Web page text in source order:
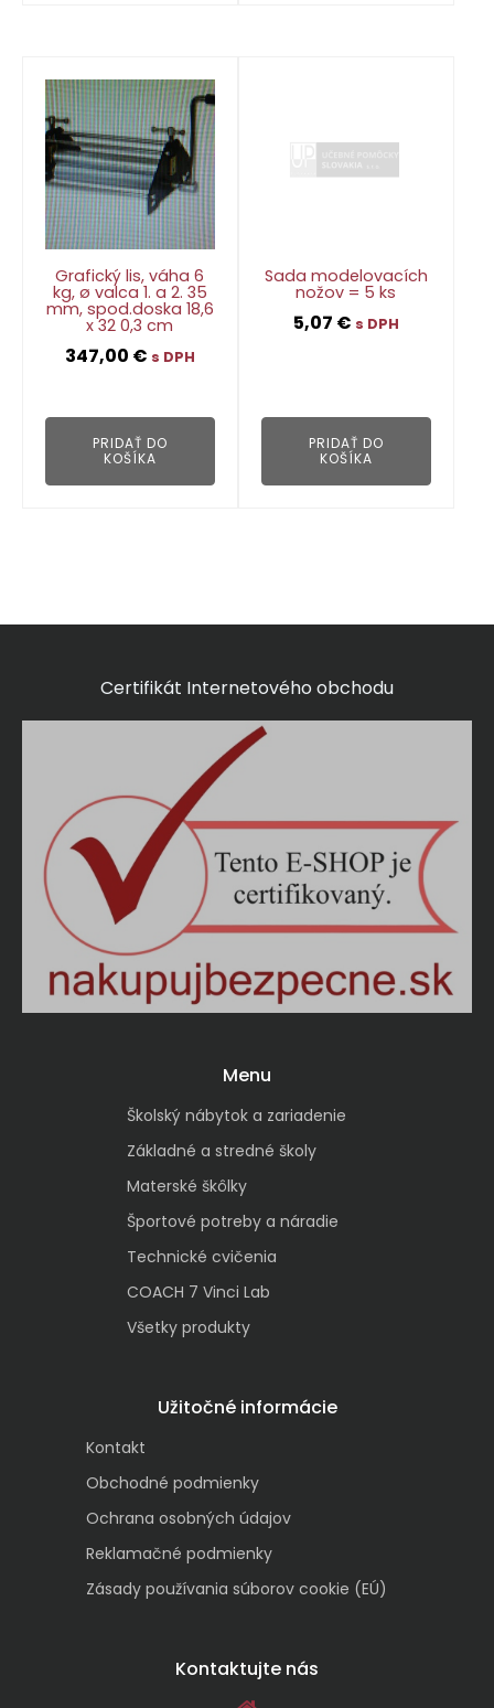
Grafický lis, váha 6
kg, ø valca 1. a 2. 35
mm, spod.doska 18,6
x 32 0,3 cm
347,00 € s DPH
PRIDAŤ DO
KOŠÍKA
Sada modelovacích
nožov = 5 ks
5,07 € s DPH
PRIDAŤ DO
KOŠÍKA
Certifikát Internetového obchodu
Menu
Školský nábytok a zariadenie
Základné a stredné školy
Materské škôlky
Športové potreby a náradie
Technické cvičenia
COACH 7 Vinci Lab
Všetky produkty
Užitočné informácie
Kontakt
Obchodné podmienky
Ochrana osobných údajov
Reklamačné podmienky
Zásady používania súborov cookie (EÚ)
Kontaktujte nás